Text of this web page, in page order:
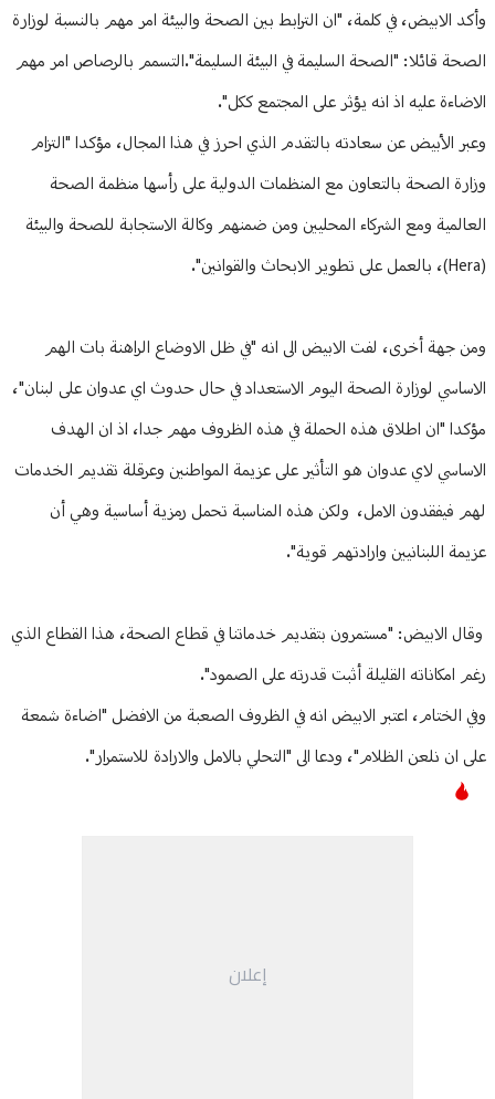
وأكد الابيض، في كلمة، "ان الترابط بين الصحة والبيئة امر مهم بالنسبة لوزارة
الصحة قائلا: "الصحة السليمة في البيئة السليمة".التسمم بالرصاص امر مهم
الاضاءة عليه اذ انه يؤثر على المجتمع ككل".
وعبر الأبيض عن سعادته بالتقدم الذي احرز في هذا المجال، مؤكدا "التزام
وزارة الصحة بالتعاون مع المنظمات الدولية على رأسها منظمة الصحة
العالمية ومع الشركاء المحليين ومن ضمنهم وكالة الاستجابة للصحة والبيئة
(Hera)، بالعمل على تطوير الابحاث والقوانين".
ومن جهة أخرى، لفت الابيض الى انه "في ظل الاوضاع الراهنة بات الهم
الاساسي لوزارة الصحة اليوم الاستعداد في حال حدوث اي عدوان على لبنان"،
مؤكدا "ان اطلاق هذه الحملة في هذه الظروف مهم جدا، اذ ان الهدف
الاساسي لاي عدوان هو التأثير على عزيمة المواطنين وعرقلة تقديم الخدمات
لهم فيفقدون الامل، ولكن هذه المناسبة تحمل رمزية أساسية وهي أن
عزيمة اللبنانيين وارادتهم قوية".
وقال الابيض: "مستمرون بتقديم خدماتنا في قطاع الصحة، هذا القطاع الذي
رغم امكاناته القليلة أثبت قدرته على الصمود".
وفي الختام، اعتبر الابيض انه في الظروف الصعبة من الافضل "اضاءة شمعة
على ان نلعن الظلام"، ودعا الى "التحلي بالامل والارادة للاستمرار".
إعلان